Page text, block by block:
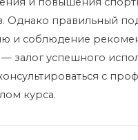
Однако правильный
и соблюдение
залог успешного
с
курса.